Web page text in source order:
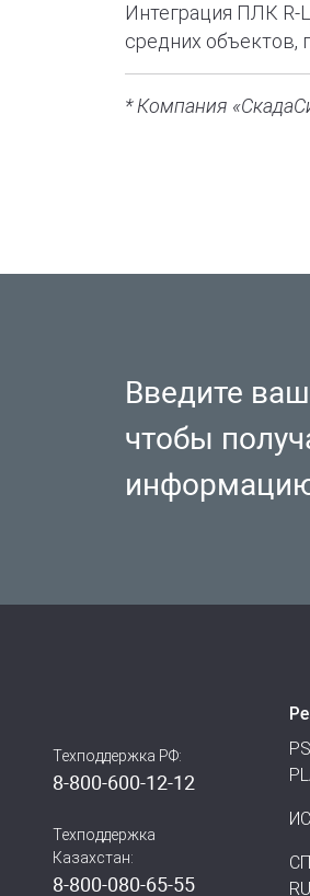
Интеграция ПЛК R-
средних объектов,
* Компания
Введите
чтобы
Техподдержка РФ:
8-800-600-12-12
Техподдержка
Казахстан:
8-800-080-65-55